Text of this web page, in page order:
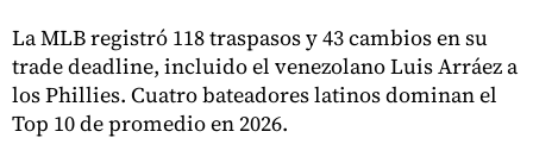
La MLB registró 118 traspasos y 43 cambios en su
trade deadline, incluido el venezolano Luis Arráez a
los Phillies. Cuatro bateadores latinos dominan el
Top 10 de promedio en 2026.